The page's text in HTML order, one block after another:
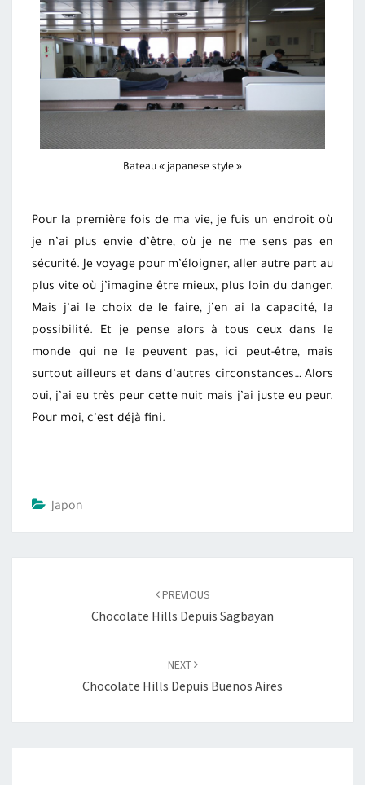
Bateau « japanese style »
Pour la première fois de ma vie, je fuis un endroit où
je n’ai plus envie d’être, où je ne me sens pas en
sécurité. Je voyage pour m’éloigner, aller autre part au
plus vite où j’imagine être mieux, plus loin du danger.
Mais j’ai le choix de le faire, j’en ai la capacité, la
possibilité. Et je pense alors à tous ceux dans le
monde qui ne le peuvent pas, ici peut-être, mais
surtout ailleurs et dans d’autres circonstances… Alors
oui, j’ai eu très peur cette nuit mais j’ai juste eu peur.
Pour moi, c’est déjà fini.
Japon
PREVIOUS
Chocolate Hills Depuis Sagbayan
NEXT
Chocolate Hills Depuis Buenos Aires